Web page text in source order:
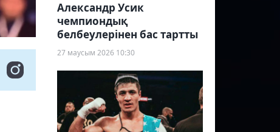
Александр Усик
чемпиондық
белбеулерінен бас тартты
27 маусым 2026 10:30